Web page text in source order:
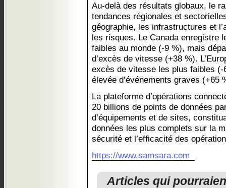
Au-delà des résultats globaux, le
tendances régionales et
géographie, les infrastructures et
les risques. Le Canada enregistre
faibles au monde (-9 %), mais
d’excès de vitesse (+38 %).
excès de vitesse les plus faibles
élevée d’événements graves (+65
La plateforme d’opérations
20 billions de points de données
d’équipements et de sites,
données les plus complets sur la
sécurité et l’efficacité des
https://www.samsara.com
Articles qui